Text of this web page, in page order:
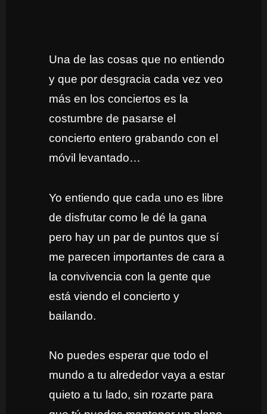
Una de las cosas que no entiendo
y que por desgracia cada vez veo
más en los conciertos es la
costumbre de pasarse el
concierto entero grabando con el
móvil levantado…
Yo entiendo que cada uno es libre
de disfrutar como le dé la gana
pero hay un par de puntos que sí
me parecen importantes de cara a
la convivencia con la gente que
está viendo el concierto y
bailando.
No puedes esperar que todo el
mundo a tu alrededor vaya a estar
quieto a tu lado, sin rozarte para